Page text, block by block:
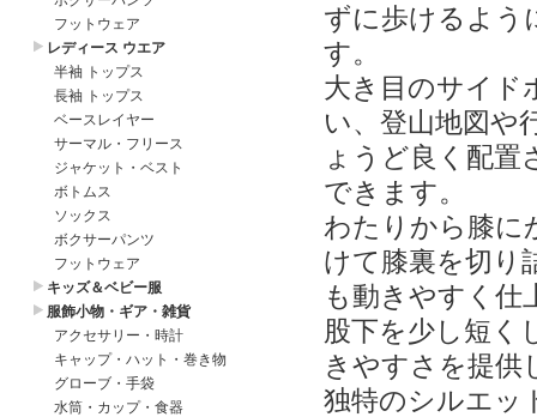
ずに歩けるよう
す。
大き目のサイド
い、登山地図や
ょうど良く配
できます。
わたりから膝に
けて膝裏を切り
も動きやすく仕
股下を少し短く
きやすさを提供
独特のシルエッ